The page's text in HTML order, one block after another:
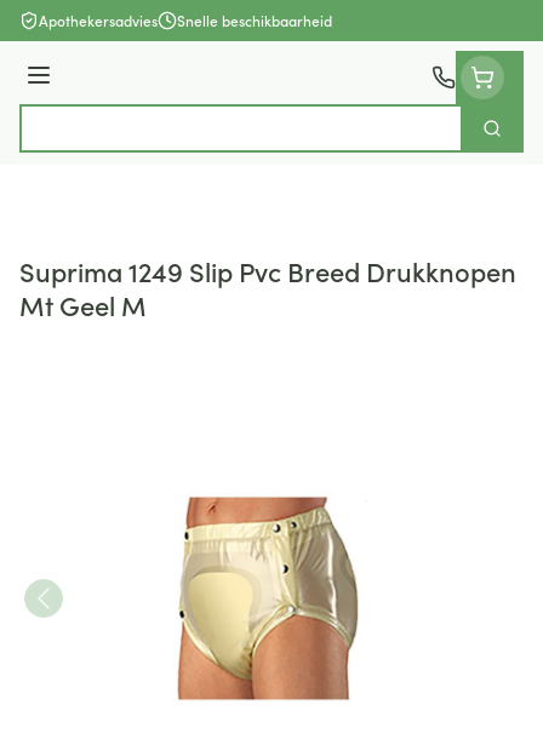
Ga naar de inhoud
Apothekersadvies Snelle beschikbaarheid
Menu
Zoek
Suprima 1249 Slip Pvc Breed Drukknopen
Mt Geel M